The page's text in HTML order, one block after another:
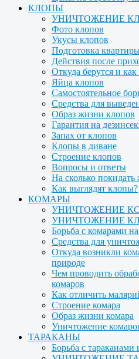
КЛОПЫ
УНИЧТОЖЕНИЕ
Фото клопов
Укусы клопов
Подготовка
Действия после
Откуда берутся и
Яйца клопов
Самостоятельное
Средства для
Образ жизни клопов
Гарантия на
Запах от клопов
Клопы в диване
Строение клопов
Вопросы и ответы
На сколько покидать
Как выглядят клопы?
КОМАРЫ
УНИЧТОЖЕНИЕ
УНИЧТОЖЕНИЕ
Борьба с комарами
Средства для
Откуда возникли
природе
Чем проводить
комаров
Как отличить
Строение комара
Образ жизни комара
Уничтожение
ТАРАКАНЫ
Борьба с